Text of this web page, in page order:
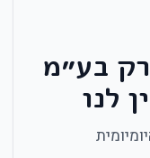
בע״מ
לנו